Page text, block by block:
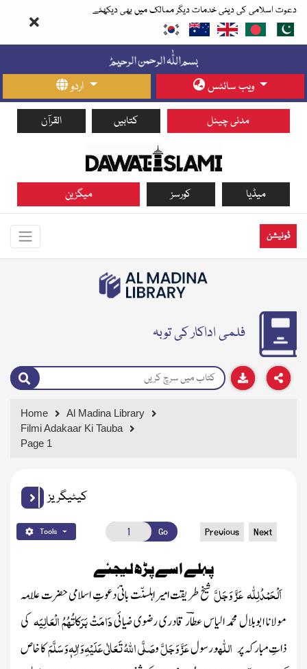
دعوت اسلامی کی دینی خدمات دیگر ممالک میں بھی دیکھئے
اردو ویب سائٹس
القرآن کتابیں مدنی چینل
میگزین کورسز میڈیا
ڈونیشن
فلمی اداکار کی توبہ
Home
Al Madina Library
Filmi Adakaar Ki Tauba
Page 1
کیٹیگریز
Tools Go Previous Next
پہلے اسے پڑھ لیجئے
اَلْحَمْدُلِلّٰہعَزَّ وَجَلَّشیخ طریقت امیر اہلسنّت بانیٔ دعوتِ اسلامی حضرت علّامہ
مولانا ابوبلال محمد الیاس عطاؔر قادری رضوی ضیائیدَامَتْ بَرَکاتُہُمُ الْعَالِیَہکی
ذاتِ مبارکہ پر اللّٰہو رسولعَزَّ وَجَلَّوصَلَّی اللہُ تَعَالٰی عَلَیْہِ وَاٰلِہٖ وَسَلَّمَکا خاص